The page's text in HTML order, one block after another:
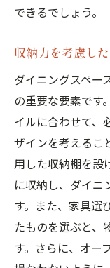
基本か
施工例
DIYで楽
プロに
リノベ
茨城県で家
ングの特徴
地域気
自然素
長く愛
多目的
できるでしょう。
収納力を考慮し
ダイニングスペー
の重要な要素です
イルに合わせて、
ザインを考えるこ
用した収納棚を設
に収納し、ダイニ
す。また、家具選
たものを選ぶと、
す。さらに、オー